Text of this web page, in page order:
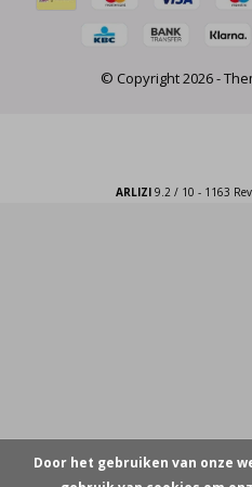
© Copyright2026-
ARLIZI9.2/ 10 - 1163
Door het gebruiken van onze